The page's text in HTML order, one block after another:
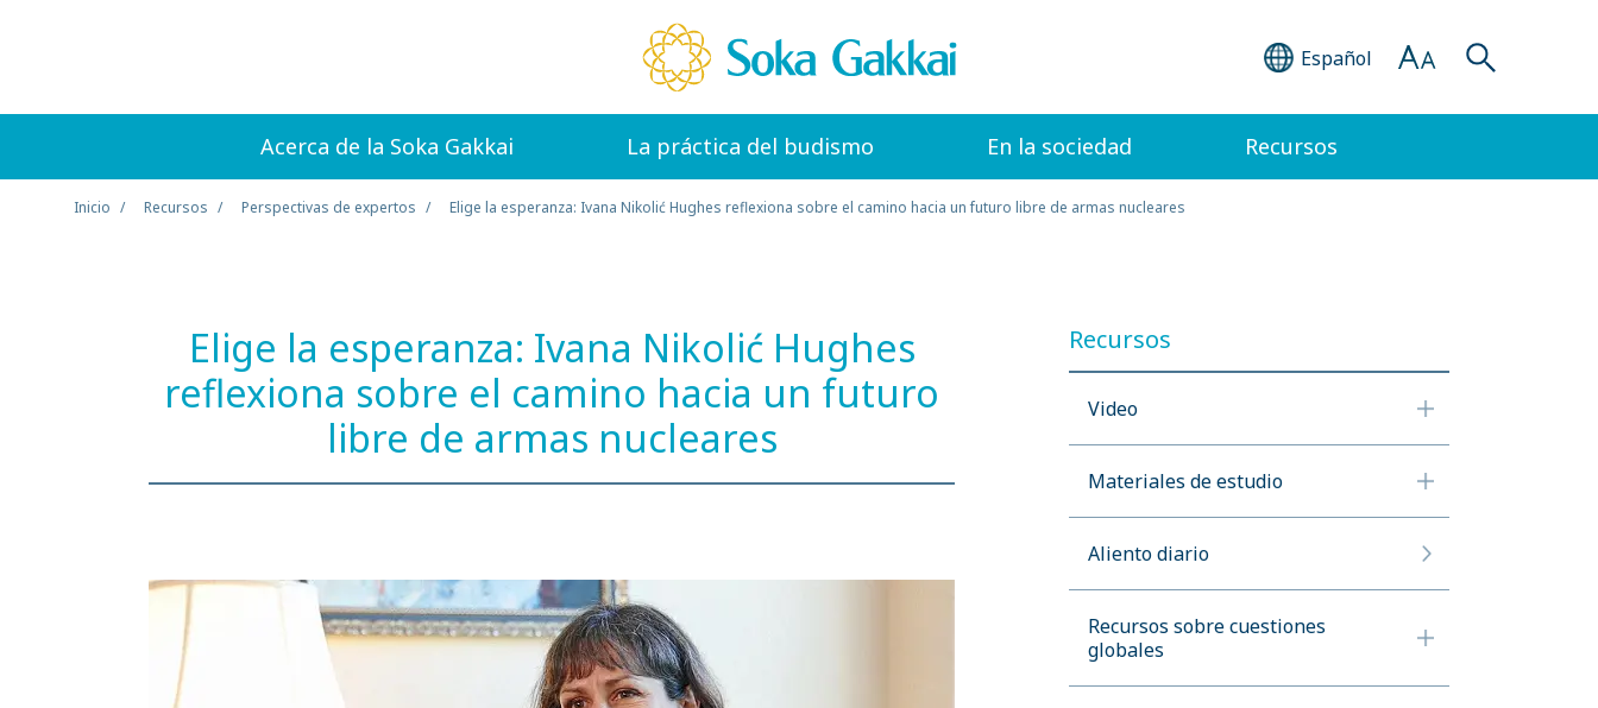
Español
Acerca de la Soka Gakkai La práctica del budismo En la sociedad Recursos
Inicio Recursos Perspectivas de expertos Elige la esperanza: Ivana Nikolić Hughes reflexiona sobre el camino hacia un futuro libre de armas nucleares
Elige la esperanza: Ivana Nikolić Hughes
reflexiona sobre el camino hacia un futuro
libre de armas nucleares
Recursos
Video
Materiales de estudio
Aliento diario
Recursos sobre cuestiones
globales